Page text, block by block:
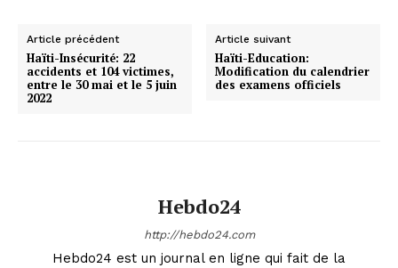
Article précédent
Haïti-Insécurité: 22
accidents et 104 victimes,
entre le 30 mai et le 5 juin
2022
Article suivant
Haïti-Education:
Modification du calendrier
des examens officiels
Hebdo24
http://hebdo24.com
Hebdo24 est un journal en ligne qui fait de la